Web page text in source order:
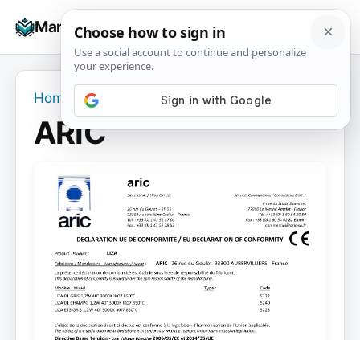
Manuals+
☰
Home ARIC
ARIC